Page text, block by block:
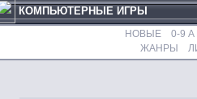
КОМПЬЮТЕРНЫЕ ИГРЫ
НОВЫЕ 0-9 A
ЖАНРЫ